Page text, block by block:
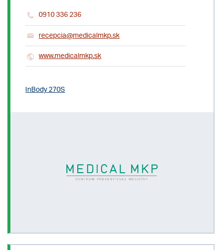
0910 336 236
recepcia@medicalmkp.sk
www.medicalmkp.sk
InBody 270S